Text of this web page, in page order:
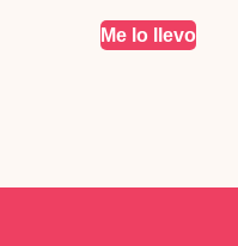
Me lo llevo